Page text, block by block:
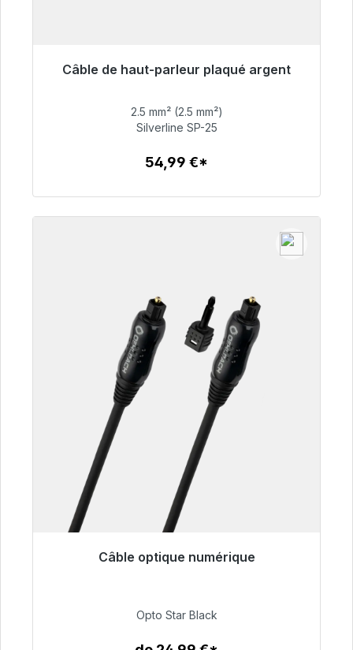
Câble de haut-parleur plaqué argent
54,99 €
2.5 mm² (2.5 mm²)
Silverline SP-25
54,99 €*
Câble optique numérique
93,00 €
Opto Star Black